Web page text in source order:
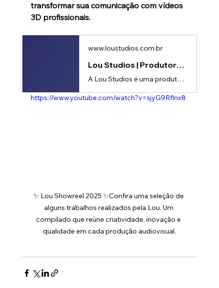
transformar sua comunicação com vídeos
3D profissionais.
www.loustudios.com.br
Lou Studios | Produtora de vídeos
A Lou Studios é uma produtora de vídeos, especializada em motion design, animação 2D e 3D. Temos o vídeo certo para suas redes sociais!
https://www.youtube.com/watch?v=sjyG9Rflnx8
✨ Lou Showreel 2025 ✨Confira uma seleção de
alguns trabalhos realizados pela Lou. Um
compilado que reúne criatividade, inovação e
qualidade em cada produção audiovisual.